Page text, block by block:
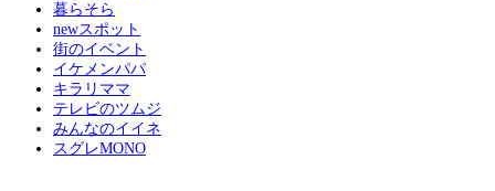
暮らそら
newスポット
街のイベント
イケメンパパ
キラリママ
テレビのツムジ
みんなのイイネ
スグレMONO